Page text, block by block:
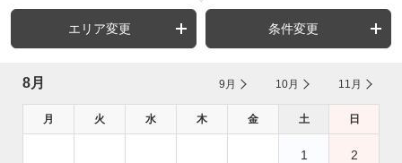
エリア変更 条件変更
8月 9月 10月 11月
月 火 水 木 金 土 日
1 2